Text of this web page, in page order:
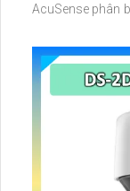
AcuSense phân
100m